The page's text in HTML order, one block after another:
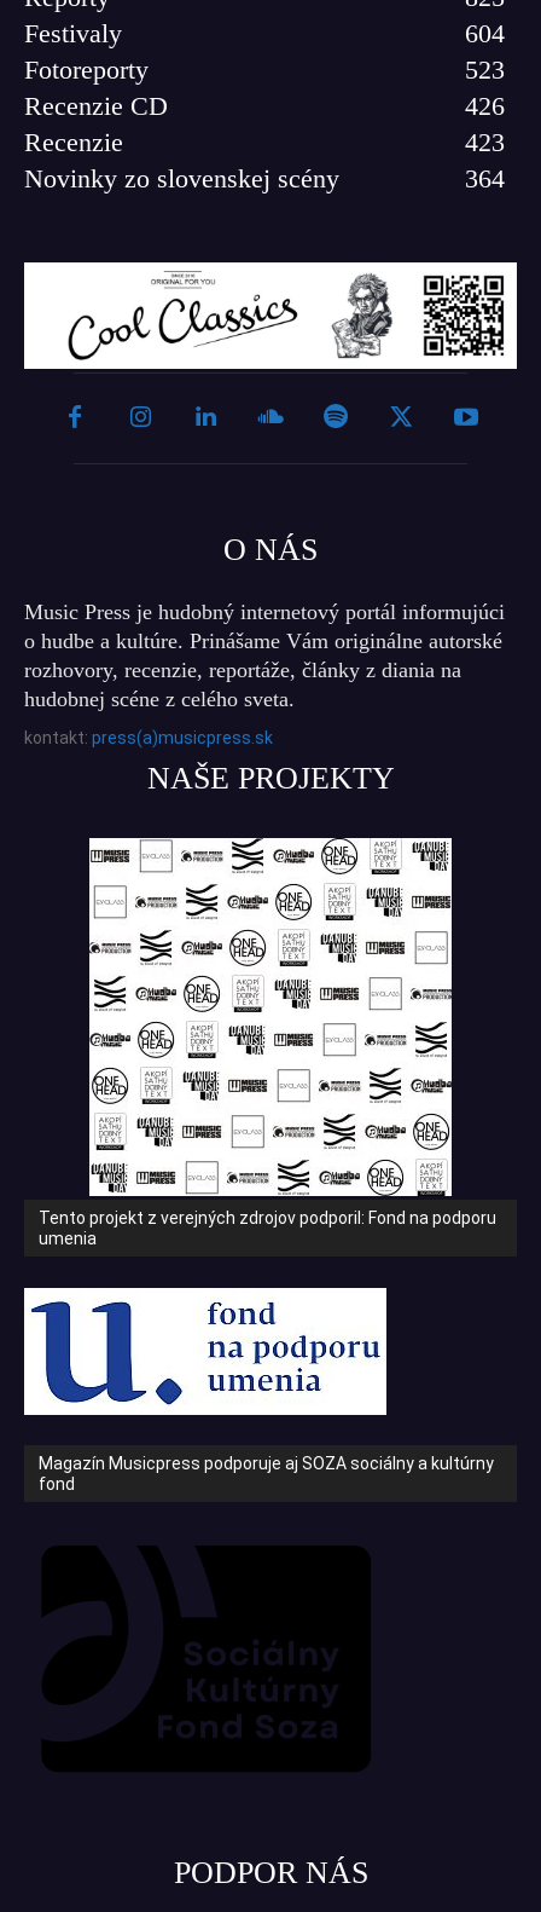
Festivaly
604
Fotoreporty
523
Recenzie CD
426
Recenzie
423
Novinky zo slovenskej scény
364
O NÁS
Music Press je hudobný internetový portál informujúci
o hudbe a kultúre. Prinášame Vám originálne autorské
rozhovory, recenzie, reportáže, články z diania na
hudobnej scéne z celého sveta.
kontakt: press(a)musicpress.sk
NAŠE PROJEKTY
Tento projekt z verejných zdrojov podporil: Fond na podporu
umenia
Magazín Musicpress podporuje aj SOZA sociálny a kultúrny
fond
PODPOR NÁS